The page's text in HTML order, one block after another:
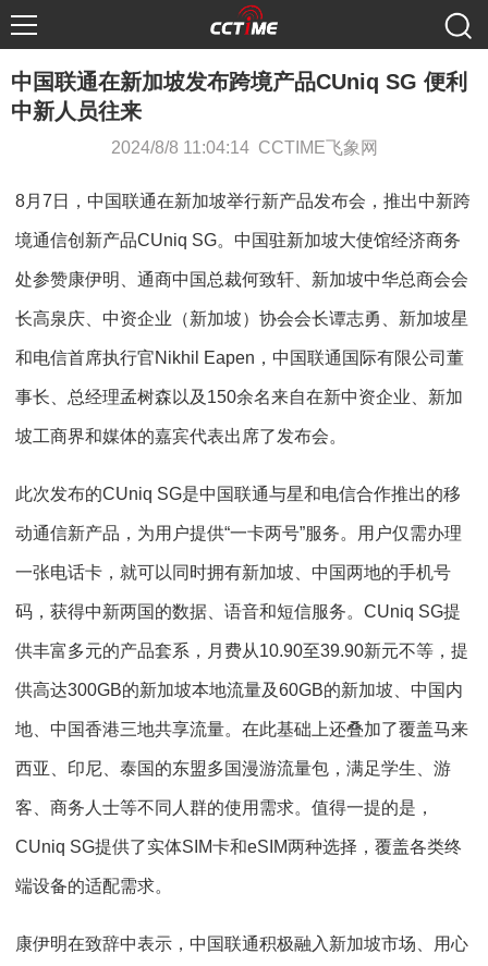
中国联通在新加坡发布跨境产品CUniq SG 便利
中新人员往来
2024/8/8 11:04:14 CCTIME飞象网
8月7日，中国联通在新加坡举行新产品发布会，推出中新跨
境通信创新产品CUniq SG。中国驻新加坡大使馆经济商务
处参赞康伊明、通商中国总裁何致轩、新加坡中华总商会会
长高泉庆、中资企业（新加坡）协会会长谭志勇、新加坡星
和电信首席执行官Nikhil Eapen，中国联通国际有限公司董
事长、总经理孟树森以及150余名来自在新中资企业、新加
坡工商界和媒体的嘉宾代表出席了发布会。
此次发布的CUniq SG是中国联通与星和电信合作推出的移
动通信新产品，为用户提供“一卡两号”服务。用户仅需办理
一张电话卡，就可以同时拥有新加坡、中国两地的手机号
码，获得中新两国的数据、语音和短信服务。CUniq SG提
供丰富多元的产品套系，月费从10.90至39.90新元不等，提
供高达300GB的新加坡本地流量及60GB的新加坡、中国内
地、中国香港三地共享流量。在此基础上还叠加了覆盖马来
西亚、印尼、泰国的东盟多国漫游流量包，满足学生、游
客、商务人士等不同人群的使用需求。值得一提的是，
CUniq SG提供了实体SIM卡和eSIM两种选择，覆盖各类终
端设备的适配需求。
康伊明在致辞中表示，中国联通积极融入新加坡市场、用心